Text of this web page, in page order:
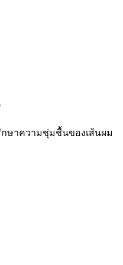
กษาความชุ่มชื้นของเส้นผม